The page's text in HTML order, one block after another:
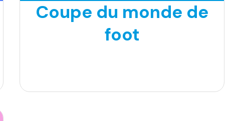
Coupe du monde de
foot